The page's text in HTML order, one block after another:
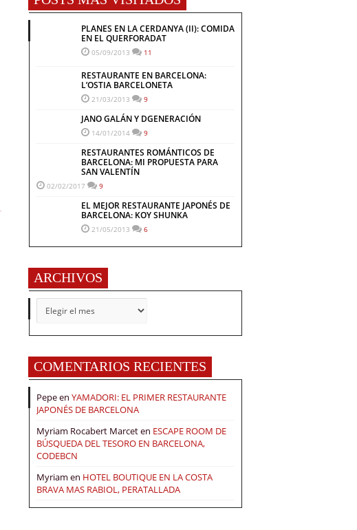
PLANES EN LA CERDANYA (II): COMIDA
EN EL QUERFORADAT
05/09/2013 11
RESTAURANTE EN BARCELONA:
L’OSTIA BARCELONETA
21/03/2013 9
JANO GALÁN Y DGENERACIÓN
14/01/2014 9
RESTAURANTES ROMÁNTICOS DE
BARCELONA: MI PROPUESTA PARA
SAN VALENTÍN
02/02/2017 9
EL MEJOR RESTAURANTE JAPONÉS DE
BARCELONA: KOY SHUNKA
21/05/2013 6
ARCHIVOS
ARCHIVOS
COMENTARIOS RECIENTES
Pepeen YAMADORI: EL PRIMER RESTAURANTE
JAPONÉS DE BARCELONA
Myriam Rocabert Marceten ESCAPE ROOM DE
BÚSQUEDA DEL TESORO EN BARCELONA,
CODEBCN
Myriam en HOTEL BOUTIQUE EN LA COSTA
BRAVA MAS RABIOL, PERATALLADA